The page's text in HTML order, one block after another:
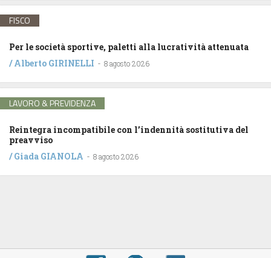
FISCO
Per le società sportive, paletti alla lucratività attenuata
/Alberto GIRINELLI - 8 agosto 2026
LAVORO & PREVIDENZA
Reintegra incompatibile con l’indennità sostitutiva del
preavviso
/Giada GIANOLA - 8 agosto 2026